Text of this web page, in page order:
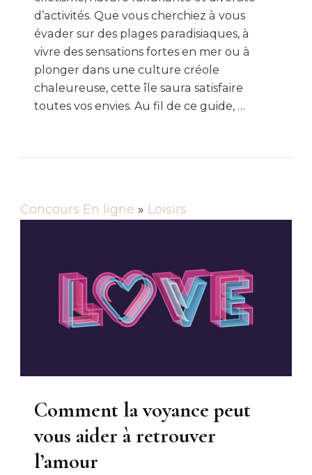
d’activités. Que vous cherchiez à vous
évader sur des plages paradisiaques, à
vivre des sensations fortes en mer ou à
plonger dans une culture créole
chaleureuse, cette île saura satisfaire
toutes vos envies. Au fil de ce guide, …
Concours En ligne » Loisirs
Comment la voyance peut
vous aider à retrouver
l’amour